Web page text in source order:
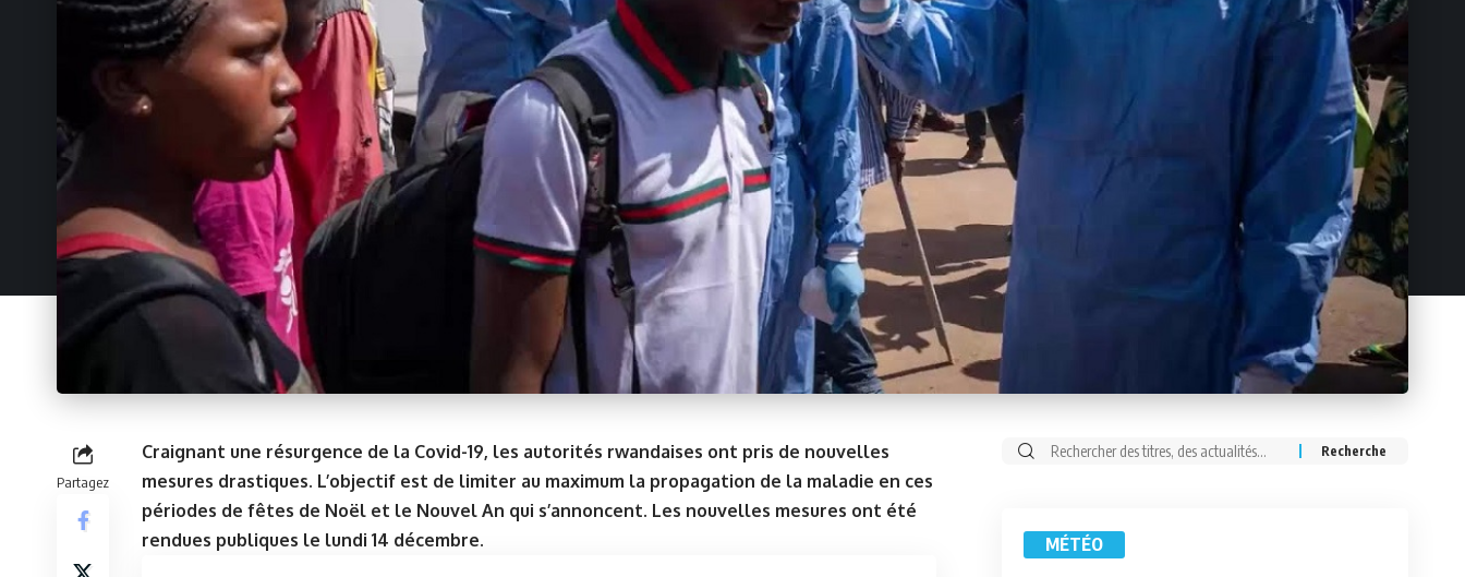
Partagez
Craignant une résurgence de la Covid-19, les autorités rwandaises ont pris de nouvelles
mesures drastiques. L’objectif est de limiter au maximum la propagation de la maladie en ces
périodes de fêtes de Noël et le Nouvel An qui s’annoncent. Les nouvelles mesures ont été
rendues publiques le lundi 14 décembre.
Rechercher:
MÉTÉO